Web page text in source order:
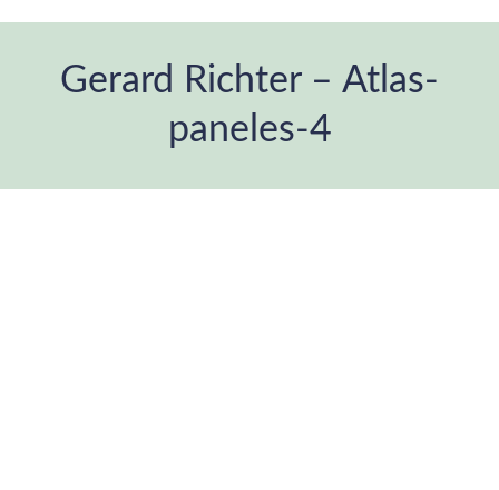
Gerard Richter – Atlas-
paneles-4